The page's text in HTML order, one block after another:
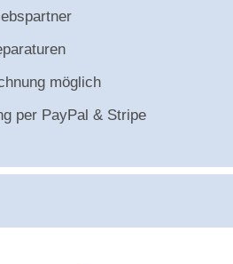
möglich
per PayPal & Stripe